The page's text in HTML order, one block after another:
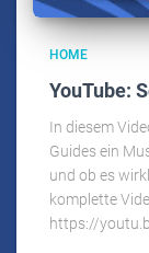
HOME
YouTube:
In diesem
Guides ein
und ob es
komplette
https://